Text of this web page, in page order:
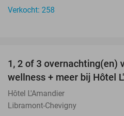
Verkocht: 258
TODAY
1, 2 of 3 overnachting(en)
wellness + meer bij Hôtel
Hôtel L'Amandier
Libramont-Chevigny